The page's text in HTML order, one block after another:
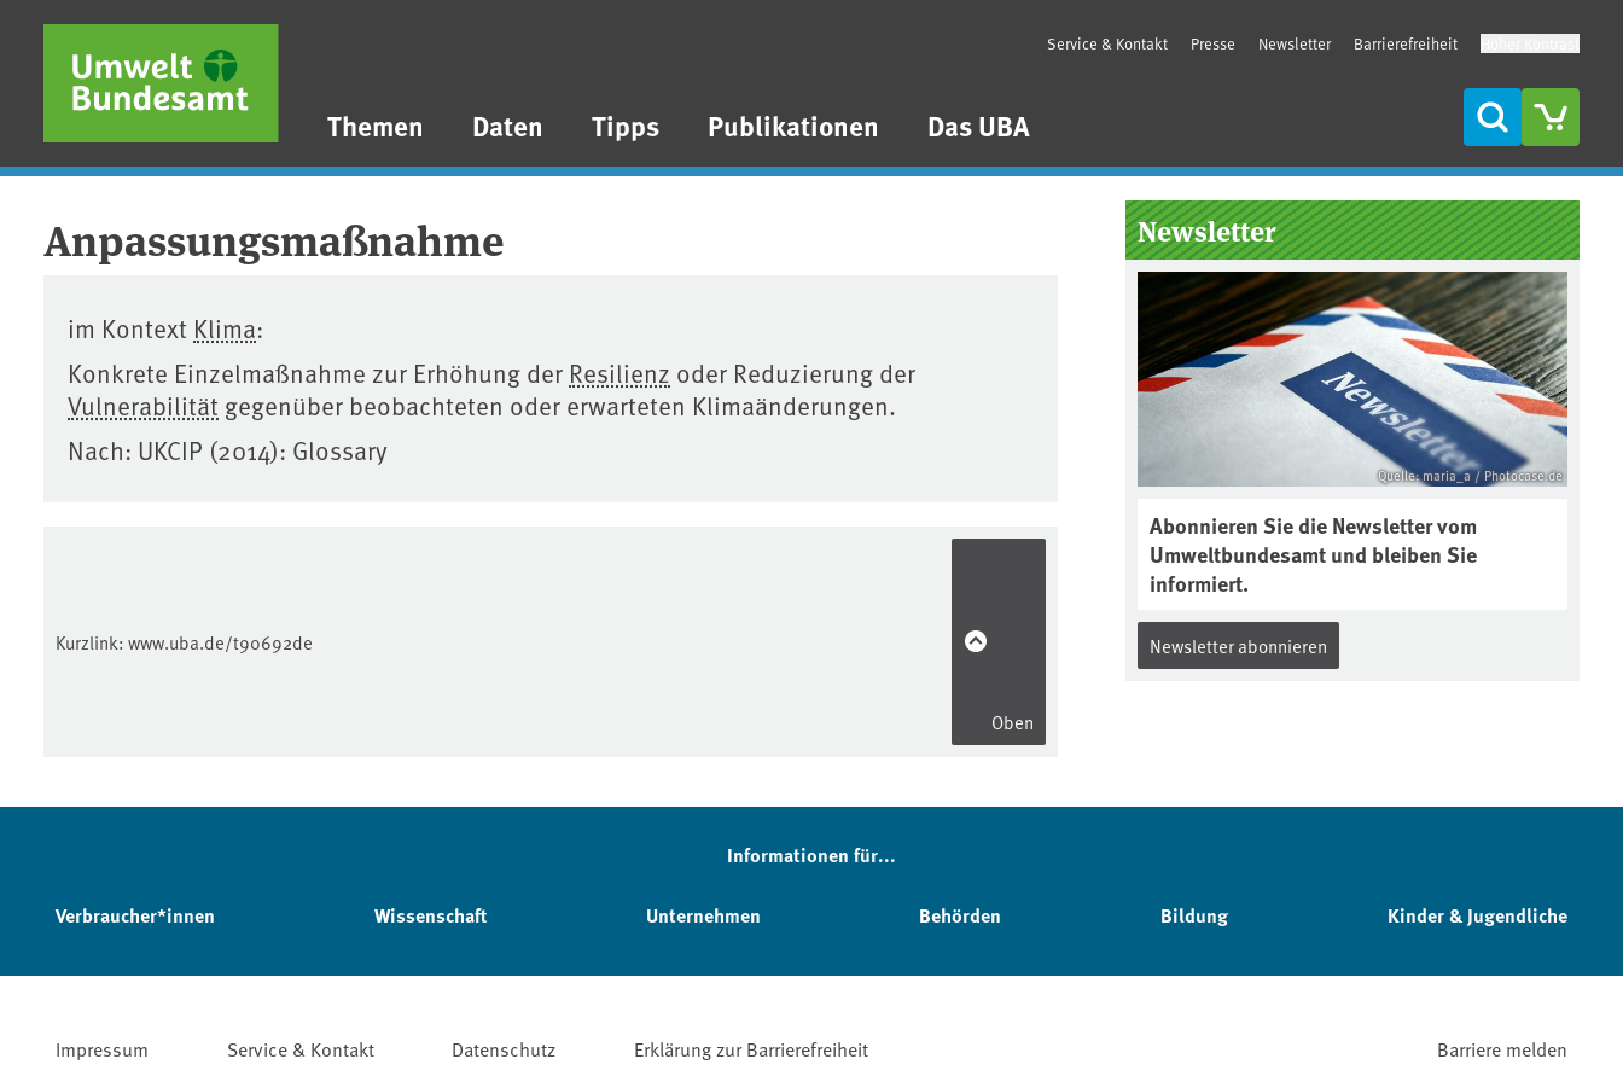
Direkt zum Inhalt
Direkt zum Hauptmenü
Direkt zur Fußzeile
Themen Daten Tipps Publikationen Das UBA
Service & Kontakt Presse Newsletter Barrierefreiheit
Suche
Anpassungsmaßnahme
im Kontext Klima:
Konkrete Einzelmaßnahme zur Erhöhung der Resilienz oder Reduzierung der
Vulnerabilität gegenüber beobachteten oder erwarteten Klimaänderungen.
Nach: UKCIP (2014): Glossary
Kurzlink: www.uba.de/t90692de
Oben
Seitenleiste
Newsletter
Quelle: maria_a / Photocase.de
Abonnieren Sie die Newsletter vom
Umweltbundesamt und bleiben Sie
informiert.
Newsletter abonnieren
Informationen für...
Verbraucher*innen Wissenschaft Unternehmen Behörden Bildung Kinder & Jugendliche
Impressum Service & Kontakt Datenschutz Erklärung zur Barrierefreiheit Barriere melden